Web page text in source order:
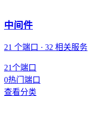
中间件
21 个端口 · 32 相关服务
21个端口
0热门端口
查看分类